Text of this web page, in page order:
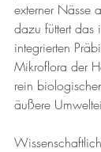
externer Nässe
dazu füttert das
integrierten
Mikroflora der
rein
äußere